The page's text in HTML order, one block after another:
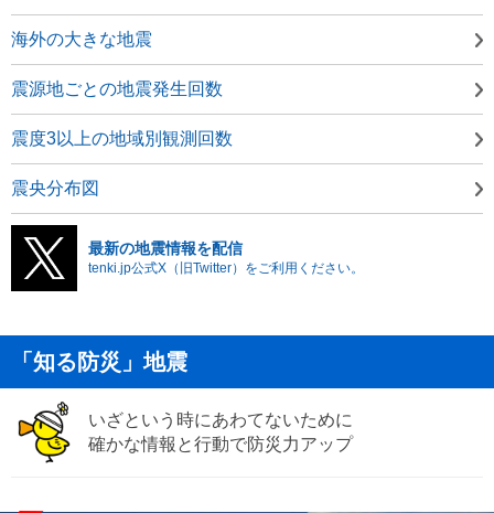
海外の大きな地震
震源地ごとの地震発生回数
震度3以上の地域別観測回数
震央分布図
最新の地震情報を配信
tenki.jp公式X（旧Twitter）をご利用ください。
「知る防災」地震
いざという時にあわてないために
確かな情報と行動で防災力アップ